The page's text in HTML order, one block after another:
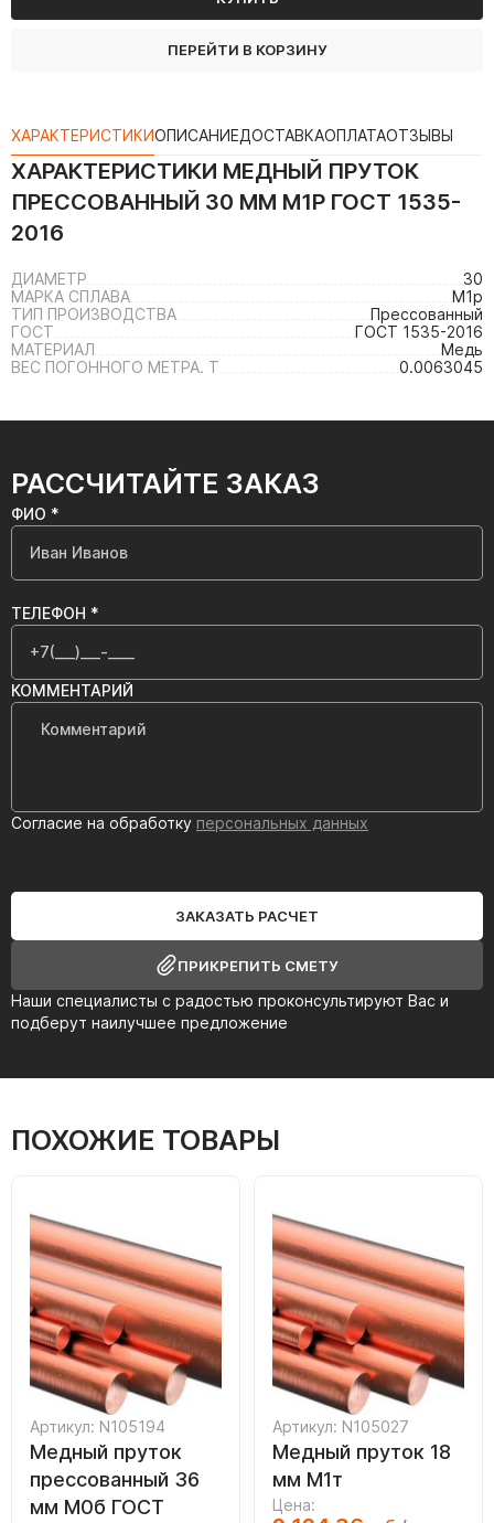
ПЕРЕЙТИ В КОРЗИНУ
ХАРАКТЕРИСТИКИОПИСАНИЕДОСТАВКАОПЛАТАОТЗЫВЫ
ХАРАКТЕРИСТИКИ МЕДНЫЙ ПРУТОК
ПРЕССОВАННЫЙ 30 ММ М1Р ГОСТ 1535-
2016
ДИАМЕТР
30
МАРКА СПЛАВА
М1р
ТИП ПРОИЗВОДСТВА
Прессованный
ГОСТ
ГОСТ 1535-2016
МАТЕРИАЛ
Медь
ВЕС ПОГОННОГО МЕТРА. Т
0.0063045
РАССЧИТАЙТЕ ЗАКАЗ
Наши специалисты с радостью проконсультируют Вас и
подберут наилучшее предложение
ФИО *
ТЕЛЕФОН *
КОММЕНТАРИЙ
Согласие на обработку персональных данных
ЗАКАЗАТЬ РАСЧЕТ
ПРИКРЕПИТЬ СМЕТУ
ПОХОЖИЕ ТОВАРЫ
Артикул: N105194
Медный пруток
прессованный 36
мм М0б ГОСТ
Артикул: N105027
Медный пруток 18
мм М1т
Цена: